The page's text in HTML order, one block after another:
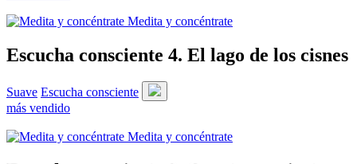
Medita y concéntrate
Escucha consciente 4. El lago de los cisnes
Suave Escucha consciente
más vendido
Medita y concéntrate